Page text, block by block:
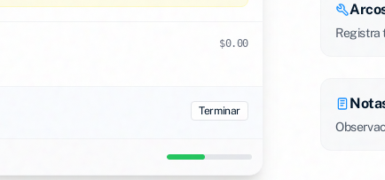
$0.00
Terminar
Registra